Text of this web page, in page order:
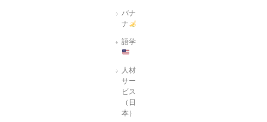
バナ
ナ
語学
人材
サー
ビス
（日
本）